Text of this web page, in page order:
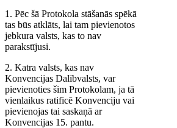
1. Pēc šā Protokola stāšanās spēkā
tas būs atklāts, lai tam pievienotos
jebkura valsts, kas to nav
parakstījusi.
2. Katra valsts, kas nav
Konvencijas Dalībvalsts, var
pievienoties šim Protokolam, ja tā
vienlaikus ratificē Konvenciju vai
pievienojas tai saskaņā ar
Konvencijas 15. pantu.